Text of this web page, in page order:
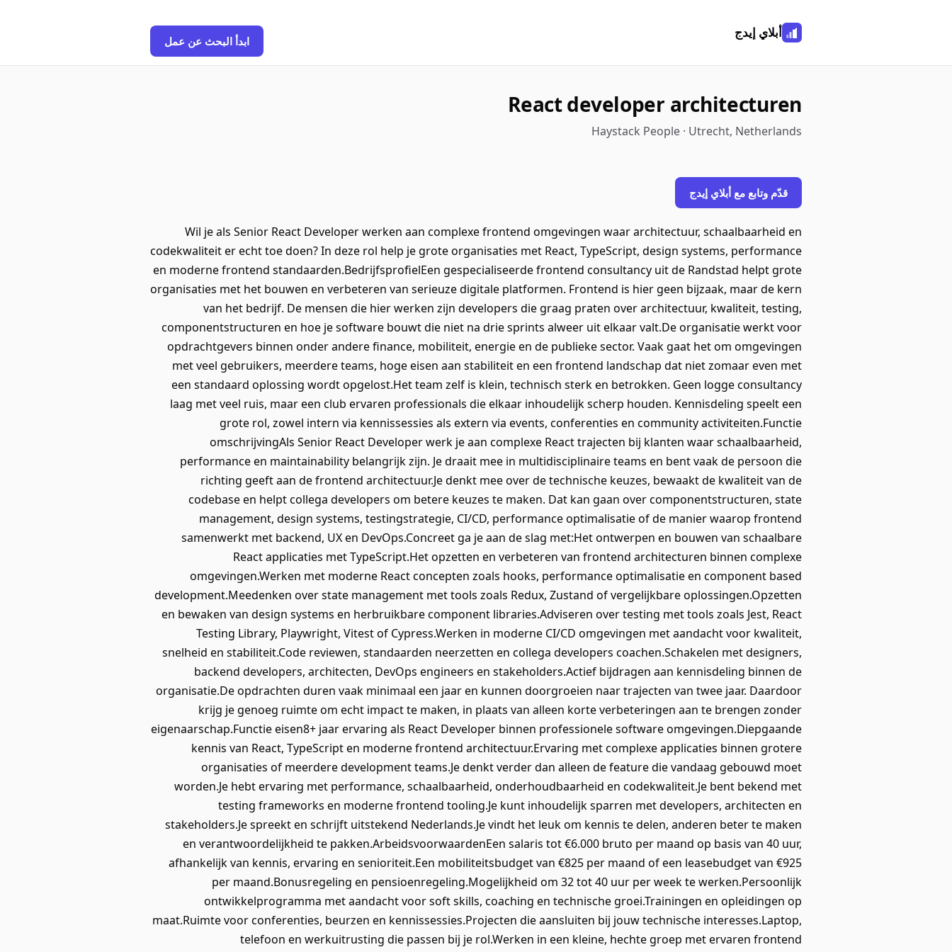
أبلاي إيدج
ابدأ البحث عن عمل
React developer architecturen
Haystack People · Utrecht, Netherlands
قدّم وتابع مع أبلاي إيدج
Wil je als Senior React Developer werken aan complexe frontend omgevingen waar architectuur, schaalbaarheid en
codekwaliteit er echt toe doen? In deze rol help je grote organisaties met React, TypeScript, design systems, performance
en moderne frontend standaarden.BedrijfsprofielEen gespecialiseerde frontend consultancy uit de Randstad helpt grote
organisaties met het bouwen en verbeteren van serieuze digitale platformen. Frontend is hier geen bijzaak, maar de kern
van het bedrijf. De mensen die hier werken zijn developers die graag praten over architectuur, kwaliteit, testing,
componentstructuren en hoe je software bouwt die niet na drie sprints alweer uit elkaar valt.De organisatie werkt voor
opdrachtgevers binnen onder andere finance, mobiliteit, energie en de publieke sector. Vaak gaat het om omgevingen
met veel gebruikers, meerdere teams, hoge eisen aan stabiliteit en een frontend landschap dat niet zomaar even met
een standaard oplossing wordt opgelost.Het team zelf is klein, technisch sterk en betrokken. Geen logge consultancy
laag met veel ruis, maar een club ervaren professionals die elkaar inhoudelijk scherp houden. Kennisdeling speelt een
grote rol, zowel intern via kennissessies als extern via events, conferenties en community activiteiten.Functie
omschrijvingAls Senior React Developer werk je aan complexe React trajecten bij klanten waar schaalbaarheid,
performance en maintainability belangrijk zijn. Je draait mee in multidisciplinaire teams en bent vaak de persoon die
richting geeft aan de frontend architectuur.Je denkt mee over de technische keuzes, bewaakt de kwaliteit van de
codebase en helpt collega developers om betere keuzes te maken. Dat kan gaan over componentstructuren, state
management, design systems, testingstrategie, CI/CD, performance optimalisatie of de manier waarop frontend
samenwerkt met backend, UX en DevOps.Concreet ga je aan de slag met:Het ontwerpen en bouwen van schaalbare
React applicaties met TypeScript.Het opzetten en verbeteren van frontend architecturen binnen complexe
omgevingen.Werken met moderne React concepten zoals hooks, performance optimalisatie en component based
development.Meedenken over state management met tools zoals Redux, Zustand of vergelijkbare oplossingen.Opzetten
en bewaken van design systems en herbruikbare component libraries.Adviseren over testing met tools zoals Jest, React
Testing Library, Playwright, Vitest of Cypress.Werken in moderne CI/CD omgevingen met aandacht voor kwaliteit,
snelheid en stabiliteit.Code reviewen, standaarden neerzetten en collega developers coachen.Schakelen met designers,
backend developers, architecten, DevOps engineers en stakeholders.Actief bijdragen aan kennisdeling binnen de
organisatie.De opdrachten duren vaak minimaal een jaar en kunnen doorgroeien naar trajecten van twee jaar. Daardoor
krijg je genoeg ruimte om echt impact te maken, in plaats van alleen korte verbeteringen aan te brengen zonder
eigenaarschap.Functie eisen8+ jaar ervaring als React Developer binnen professionele software omgevingen.Diepgaande
kennis van React, TypeScript en moderne frontend architectuur.Ervaring met complexe applicaties binnen grotere
organisaties of meerdere development teams.Je denkt verder dan alleen de feature die vandaag gebouwd moet
worden.Je hebt ervaring met performance, schaalbaarheid, onderhoudbaarheid en codekwaliteit.Je bent bekend met
testing frameworks en moderne frontend tooling.Je kunt inhoudelijk sparren met developers, architecten en
stakeholders.Je spreekt en schrijft uitstekend Nederlands.Je vindt het leuk om kennis te delen, anderen beter te maken
en verantwoordelijkheid te pakken.ArbeidsvoorwaardenEen salaris tot €6.000 bruto per maand op basis van 40 uur,
afhankelijk van kennis, ervaring en senioriteit.Een mobiliteitsbudget van €825 per maand of een leasebudget van €925
per maand.Bonusregeling en pensioenregeling.Mogelijkheid om 32 tot 40 uur per week te werken.Persoonlijk
ontwikkelprogramma met aandacht voor soft skills, coaching en technische groei.Trainingen en opleidingen op
maat.Ruimte voor conferenties, beurzen en kennissessies.Projecten die aansluiten bij jouw technische interesses.Laptop,
telefoon en werkuitrusting die passen bij je rol.Werken in een kleine, hechte groep met ervaren frontend